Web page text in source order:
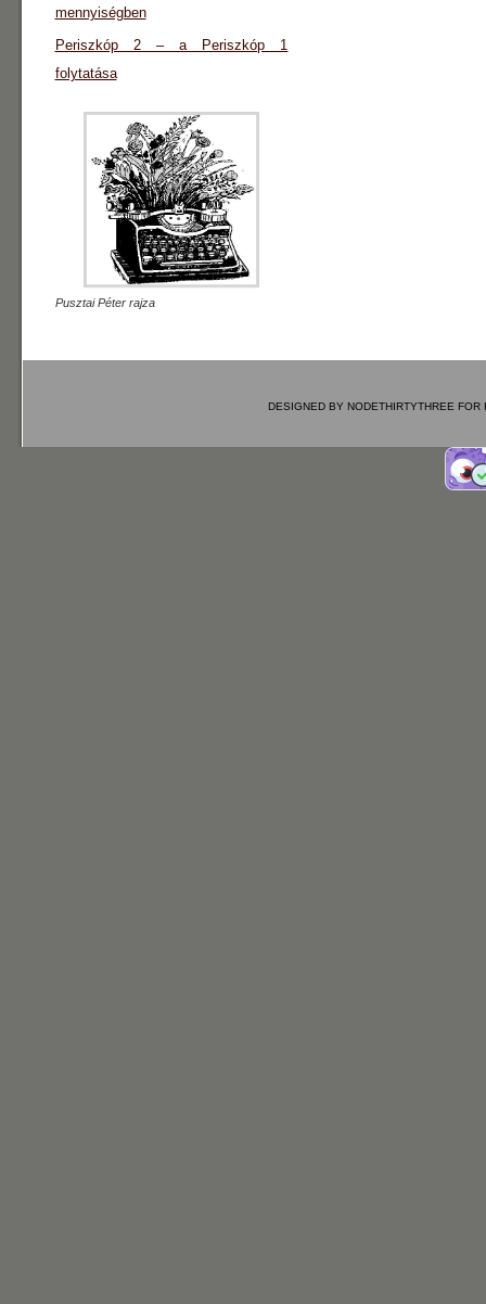
mennyiségben
Periszkóp 2 – a Periszkóp 1
folytatása
Pusztai Péter rajza
DESIGNED BY NODETHIRTYTHREE FOR